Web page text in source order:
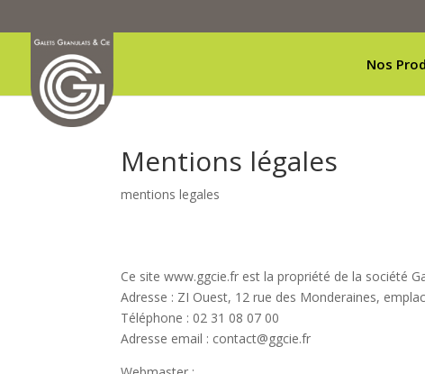
Nos
Mentions légales
mentions legales
Ce site www.ggcie.fr est la propriété de la société
Adresse : ZI Ouest, 12 rue des Monderaines,
Téléphone : 02 31 08 07 00
Adresse email : contact@ggcie.fr